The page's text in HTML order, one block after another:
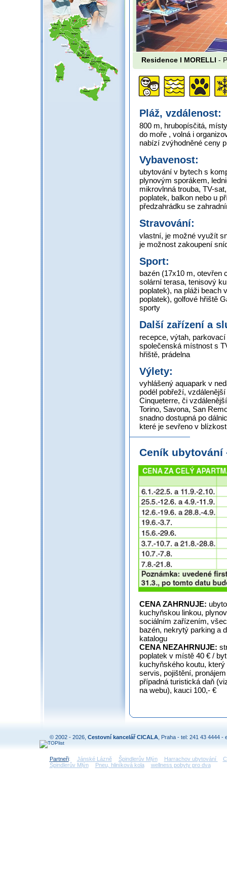
Residence I MORELLI -
Pláž, vzdálenost:
800 m, hrubopísčitá,
do moře , volná i
nabízí zvýhodněné ceny
Vybavenost:
ubytování v bytech s
plynovým sporákem,
mikrovlnná trouba, TV-
poplatek, balkon nebo u
předzahrádku se
Stravování:
vlastní, je možné využít
je možnost zakoupení
Sport:
bazén (17x10 m, otevřen
solární terasa, tenisový
poplatek), na pláži beach
poplatek), golfové hřiště
sporty
Další zařízení a
recepce, výtah,
společenská místnost s
hřiště, prádelna
Výlety:
vyhlášený aquapark v
podél pobřeží,
Cinqueterre, či
Torino, Savona, San
snadno dostupná po
které je sevřeno v
Ceník
CENA ZAHRNUJE:
kuchyňskou linkou,
sociálním zařízením,
bazén, nekrytý parking a
katalogu
CENA NEZAHRNUJE:
poplatek v místě 40 € /
kuchyňského koutu,
servis, pojištění,
případná turistická daň
na webu), kauci 100,- €
© 2002 - 2026, Cestovní kancelář CICALA , Praha - tel: 241 43 4444 -
Partneři: Jánské Lázně Špindlerův Mlýn Harrachov ubytování
Špindlerův Mlýn
Pneu, hliníková kola wellness pobyty pro dva